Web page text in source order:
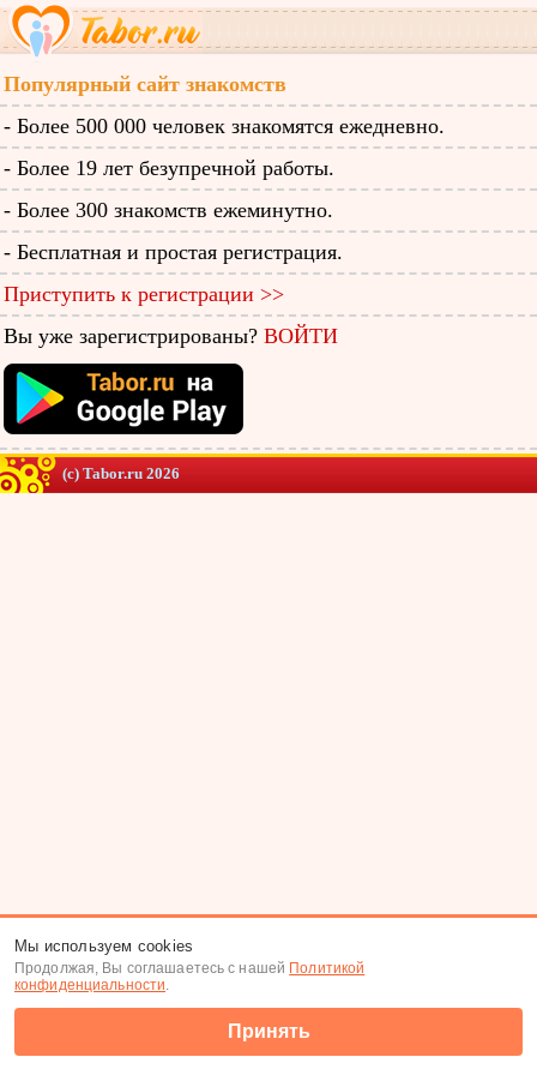
Популярный сайт знакомств
- Более 500 000 человек знакомятся ежедневно.
- Более 19 лет безупречной работы.
- Более 300 знакомств ежеминутно.
- Бесплатная и простая регистрация.
Приступить к регистрации >>
Вы уже зарегистрированы? ВОЙТИ
(c) Tabor.ru 2026
Мы используем cookies
Продолжая, Вы соглашаетесь с нашей Политикой
конфиденциальности.
Принять